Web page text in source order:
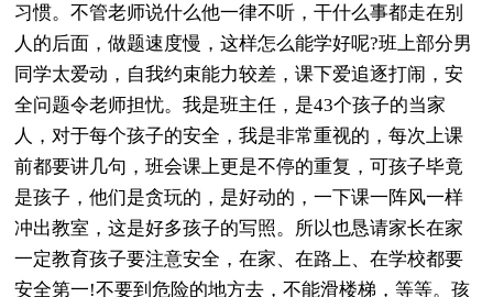
习惯。不管老师说什么他一律不听，干什么事都走在别
人的后面，做题速度慢，这样怎么能学好呢?班上部分男
同学太爱动，自我约束能力较差，课下爱追逐打闹，安
全问题令老师担忧。我是班主任，是43个孩子的当家
人，对于每个孩子的安全，我是非常重视的，每次上课
前都要讲几句，班会课上更是不停的重复，可孩子毕竟
是孩子，他们是贪玩的，是好动的，一下课一阵风一样
冲出教室，这是好多孩子的写照。所以也恳请家长在家
一定教育孩子要注意安全，在家、在路上、在学校都要
安全第一!不要到危险的地方去，不能滑楼梯，等等。孩